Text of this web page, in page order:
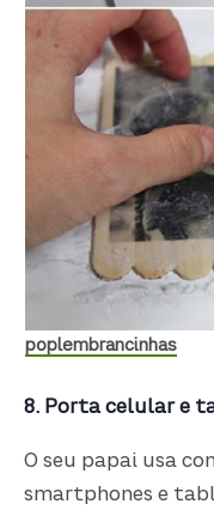
poplembrancinhas
8. Porta celular e
O seu papai usa
smartphones e